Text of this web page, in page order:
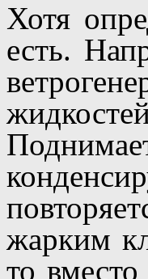
Хотя
есть.
жарким
то